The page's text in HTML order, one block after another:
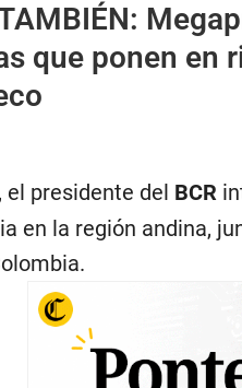
que ponen en
el presidente del BCR
en la región andina,